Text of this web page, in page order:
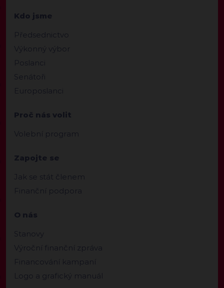
Kdo jsme
Předsednictvo
Výkonný výbor
Poslanci
Senátoři
Europoslanci
Proč nás volit
Volební program
Zapojte se
Jak se stát členem
Finanční podpora
O nás
Stanovy
Výroční finanční zpráva
Financování kampaní
Logo a grafický manuál